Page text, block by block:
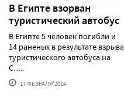
В Египте взорван
туристический автобус
В Египте 5 человек погибли и
14 раненых в результате взрыва
туристического автобуса на
С......
17 ФЕВРАЛЯ'2014